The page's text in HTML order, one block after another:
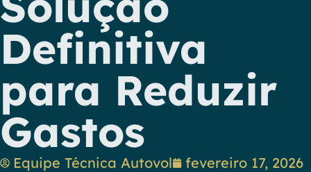
Definitiva
para Reduzir
Gastos
Equipe Técnica Autovol
fevereiro 17, 2026